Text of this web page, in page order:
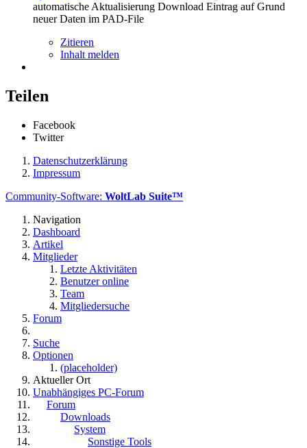
automatische Aktualisierung Download Eintrag auf Grund
neuer Daten im PAD-File
Zitieren
Inhalt melden
Teilen
Facebook
Twitter
Datenschutzerklärung
Impressum
Community-Software: WoltLab Suite™
Navigation
Dashboard
Artikel
Mitglieder
Letzte Aktivitäten
Benutzer online
Team
Mitgliedersuche
Forum
Suche
Optionen
(placeholder)
Aktueller Ort
Unabhängiges PC-Forum
Forum
Downloads
System
Sonstige Tools